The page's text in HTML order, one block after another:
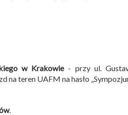
w Krakowie- przy ul.
na teren UAFM na hasło
.